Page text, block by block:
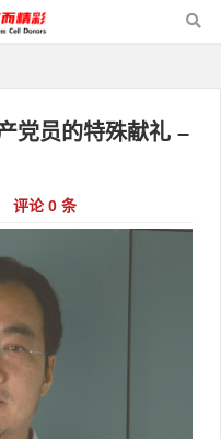
党员的特殊献礼 –
评论 0 条